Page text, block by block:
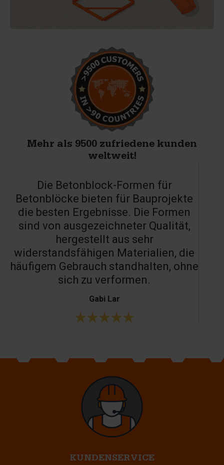
Mehr als 9500 zufriedene kunden
weltweit!
Die Betonblock-Formen für
Betonblöcke bieten für Bauprojekte
die besten Ergebnisse. Die Formen
sind von ausgezeichneter Qualität,
hergestellt aus sehr
widerstandsfähigen Materialien, die
häufigem Gebrauch standhalten, ohne
sich zu verformen.
Gabi Lar
KUNDENSERVICE